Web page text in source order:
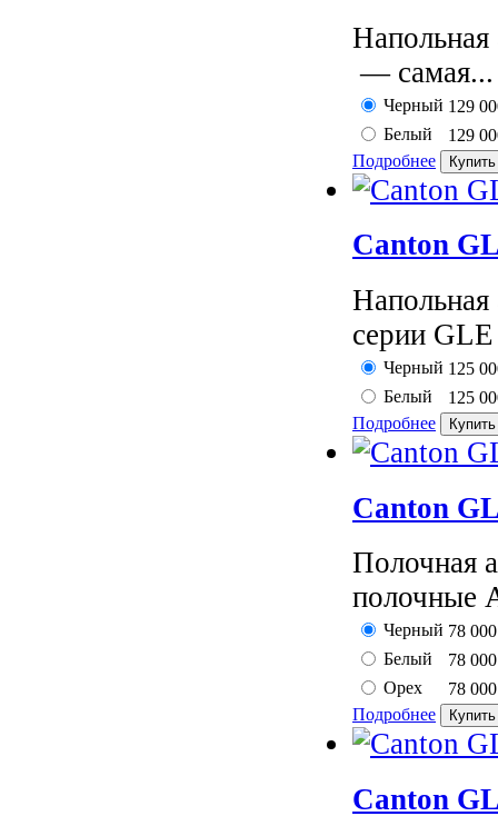
— самая...
Черный 129
Белый
129
Подробнее
Canton
серии
Черный 125
Белый
125
Подробнее
Canton
Полочная
полочные
Черный 78
Белый
78
Орех
78
Подробнее
Canton